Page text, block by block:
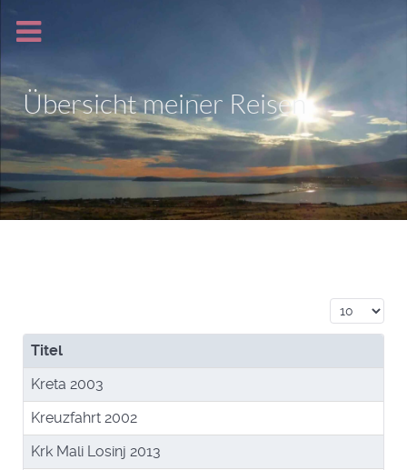
Übersicht meiner Reisen
Anzeige #
Titel
Kreta 2003
Kreuzfahrt 2002
Krk Mali Losinj 2013